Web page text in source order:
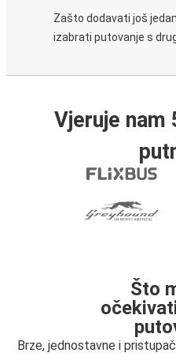
Zašto dodavati još
izabrati putovanje s
Vjeruje nam
Što
Brze, jednostavne i